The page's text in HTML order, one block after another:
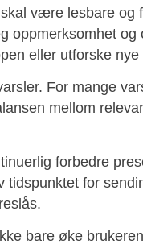
være lesbare og
oppmerksomhet og
eller utforske nye
For mange
mellom
forbedre
tidspunktet for
bare øke